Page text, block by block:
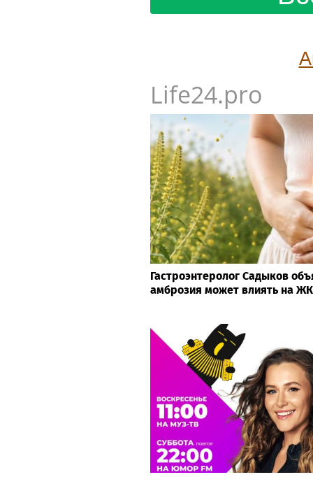
Life24.pro
Гастроэнтеролог Садыков
амброзия может влиять на